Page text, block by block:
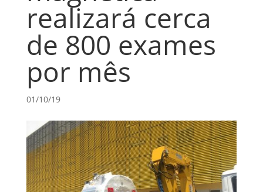
realizará cerca
de 800 exames
por mês
01/10/19